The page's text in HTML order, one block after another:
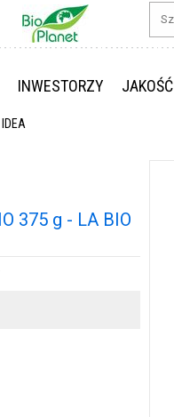
INWESTORZY JAKOŚĆ
375 g - LA BIO